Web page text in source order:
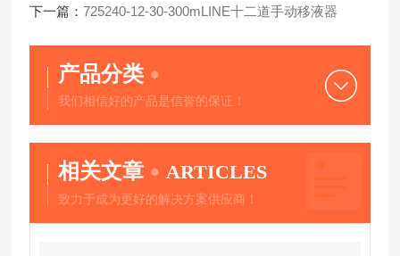
下一篇：725240-12-30-300mLINE十二道手动移液器
产品分类
我们相信好的产品是信誉的保证！
相关文章 ARTICLES
致力于成为更好的解决方案供应商！